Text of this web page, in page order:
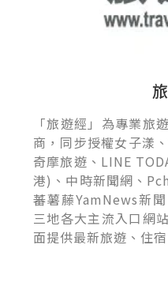
「旅遊經」為專業旅
商，同步授權女子漾
奇摩旅遊、LINE
港)、中時新聞網、
蕃薯藤YamNews新
三地各大主流入口網
面提供最新旅遊、住